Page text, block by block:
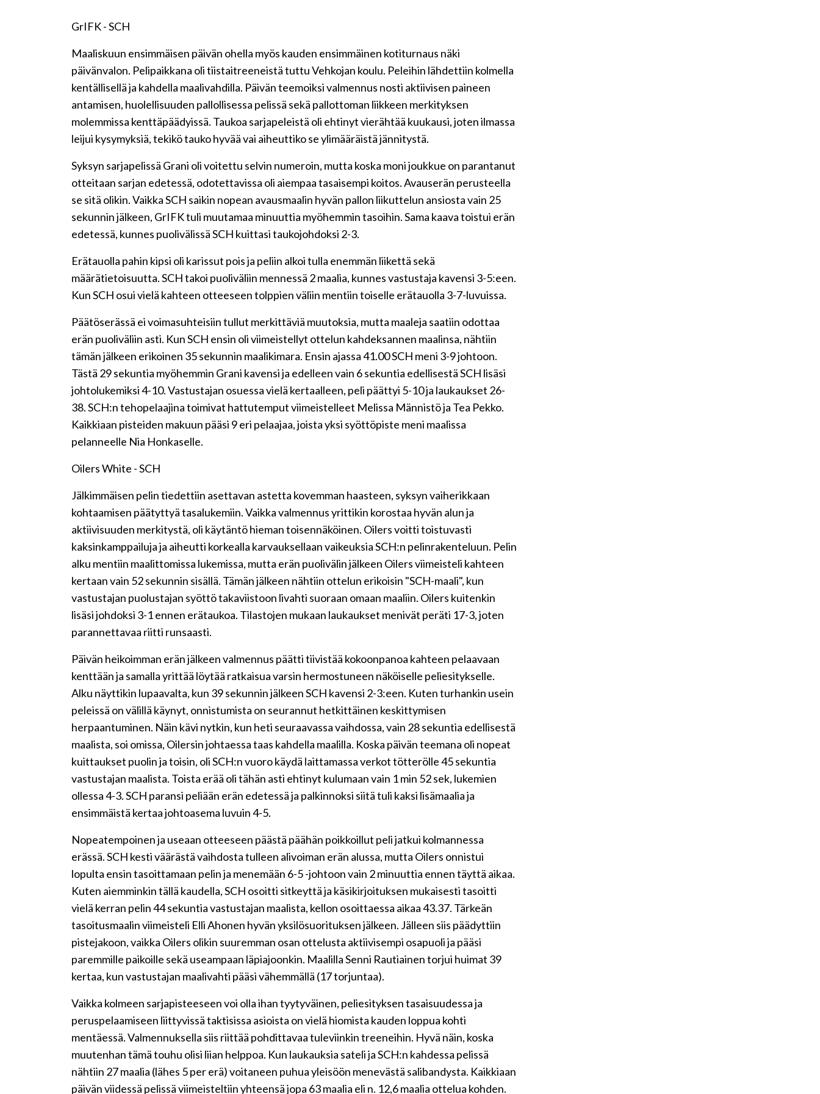
GrIFK - SCH
Maaliskuun ensimmäisen päivän ohella myös kauden ensimmäinen kotiturnaus näki
päivänvalon. Pelipaikkana oli tiistaitreeneistä tuttu Vehkojan koulu. Peleihin lähdettiin kolmella
kentällisellä ja kahdella maalivahdilla. Päivän teemoiksi valmennus nosti aktiivisen paineen
antamisen, huolellisuuden pallollisessa pelissä sekä pallottoman liikkeen merkityksen
molemmissa kenttäpäädyissä. Taukoa sarjapeleistä oli ehtinyt vierähtää kuukausi, joten ilmassa
leijui kysymyksiä, tekikö tauko hyvää vai aiheuttiko se ylimääräistä jännitystä.
Syksyn sarjapelissä Grani oli voitettu selvin numeroin, mutta koska moni joukkue on parantanut
otteitaan sarjan edetessä, odotettavissa oli aiempaa tasaisempi koitos. Avauserän perusteella
se sitä olikin. Vaikka SCH saikin nopean avausmaalin hyvän pallon liikuttelun ansiosta vain 25
sekunnin jälkeen, GrIFK tuli muutamaa minuuttia myöhemmin tasoihin. Sama kaava toistui erän
edetessä, kunnes puolivälissä SCH kuittasi taukojohdoksi 2-3.
Erätauolla pahin kipsi oli karissut pois ja peliin alkoi tulla enemmän liikettä sekä
määrätietoisuutta. SCH takoi puoliväliin mennessä 2 maalia, kunnes vastustaja kavensi 3-5:een.
Kun SCH osui vielä kahteen otteeseen tolppien väliin mentiin toiselle erätauolla 3-7-luvuissa.
Päätöserässä ei voimasuhteisiin tullut merkittäviä muutoksia, mutta maaleja saatiin odottaa
erän puoliväliin asti. Kun SCH ensin oli viimeistellyt ottelun kahdeksannen maalinsa, nähtiin
tämän jälkeen erikoinen 35 sekunnin maalikimara. Ensin ajassa 41.00 SCH meni 3-9 johtoon.
Tästä 29 sekuntia myöhemmin Grani kavensi ja edelleen vain 6 sekuntia edellisestä SCH lisäsi
johtolukemiksi 4-10. Vastustajan osuessa vielä kertaalleen, peli päättyi 5-10 ja laukaukset 26-
38. SCH:n tehopelaajina toimivat hattutemput viimeistelleet Melissa Männistö ja Tea Pekko.
Kaikkiaan pisteiden makuun pääsi 9 eri pelaajaa, joista yksi syöttöpiste meni maalissa
pelanneelle Nia Honkaselle.
Oilers White - SCH
Jälkimmäisen pelin tiedettiin asettavan astetta kovemman haasteen, syksyn vaiherikkaan
kohtaamisen päätyttyä tasalukemiin. Vaikka valmennus yrittikin korostaa hyvän alun ja
aktiivisuuden merkitystä, oli käytäntö hieman toisennäköinen. Oilers voitti toistuvasti
kaksinkamppailuja ja aiheutti korkealla karvauksellaan vaikeuksia SCH:n pelinrakenteluun. Pelin
alku mentiin maalittomissa lukemissa, mutta erän puolivälin jälkeen Oilers viimeisteli kahteen
kertaan vain 52 sekunnin sisällä. Tämän jälkeen nähtiin ottelun erikoisin "SCH-maali", kun
vastustajan puolustajan syöttö takaviistoon livahti suoraan omaan maaliin. Oilers kuitenkin
lisäsi johdoksi 3-1 ennen erätaukoa. Tilastojen mukaan laukaukset menivät peräti 17-3, joten
parannettavaa riitti runsaasti.
Päivän heikoimman erän jälkeen valmennus päätti tiivistää kokoonpanoa kahteen pelaavaan
kenttään ja samalla yrittää löytää ratkaisua varsin hermostuneen näköiselle peliesitykselle.
Alku näyttikin lupaavalta, kun 39 sekunnin jälkeen SCH kavensi 2-3:een. Kuten turhankin usein
peleissä on välillä käynyt, onnistumista on seurannut hetkittäinen keskittymisen
herpaantuminen. Näin kävi nytkin, kun heti seuraavassa vaihdossa, vain 28 sekuntia edellisestä
maalista, soi omissa, Oilersin johtaessa taas kahdella maalilla. Koska päivän teemana oli nopeat
kuittaukset puolin ja toisin, oli SCH:n vuoro käydä laittamassa verkot tötterölle 45 sekuntia
vastustajan maalista. Toista erää oli tähän asti ehtinyt kulumaan vain 1 min 52 sek, lukemien
ollessa 4-3. SCH paransi peliään erän edetessä ja palkinnoksi siitä tuli kaksi lisämaalia ja
ensimmäistä kertaa johtoasema luvuin 4-5.
Nopeatempoinen ja useaan otteeseen päästä päähän poikkoillut peli jatkui kolmannessa
erässä. SCH kesti väärästä vaihdosta tulleen alivoiman erän alussa, mutta Oilers onnistui
lopulta ensin tasoittamaan pelin ja menemään 6-5 -johtoon vain 2 minuuttia ennen täyttä aikaa.
Kuten aiemminkin tällä kaudella, SCH osoitti sitkeyttä ja käsikirjoituksen mukaisesti tasoitti
vielä kerran pelin 44 sekuntia vastustajan maalista, kellon osoittaessa aikaa 43.37. Tärkeän
tasoitusmaalin viimeisteli Elli Ahonen hyvän yksilösuorituksen jälkeen. Jälleen siis päädyttiin
pistejakoon, vaikka Oilers olikin suuremman osan ottelusta aktiivisempi osapuoli ja pääsi
paremmille paikoille sekä useampaan läpiajoonkin. Maalilla Senni Rautiainen torjui huimat 39
kertaa, kun vastustajan maalivahti pääsi vähemmällä (17 torjuntaa).
Vaikka kolmeen sarjapisteeseen voi olla ihan tyytyväinen, peliesityksen tasaisuudessa ja
peruspelaamiseen liittyvissä taktisissa asioista on vielä hiomista kauden loppua kohti
mentäessä. Valmennuksella siis riittää pohdittavaa tuleviinkin treeneihin. Hyvä näin, koska
muutenhan tämä touhu olisi liian helppoa. Kun laukauksia sateli ja SCH:n kahdessa pelissä
nähtiin 27 maalia (lähes 5 per erä) voitaneen puhua yleisöön menevästä salibandysta. Kaikkiaan
päivän viidessä pelissä viimeisteltiin yhteensä jopa 63 maalia eli n. 12,6 maalia ottelua kohden.